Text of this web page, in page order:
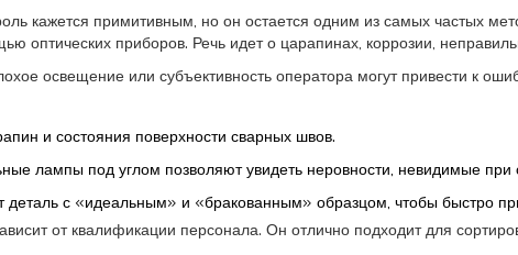
кажется примитивным, но он остается одним из самых частых
оптических приборов. Речь идет о царапинах, коррозии,
освещение или субъективность оператора могут привести к
и состояния поверхности сварных швов.
лампы под углом позволяют увидеть неровности, невидимые при
деталь с «идеальным» и «бракованным» образцом, чтобы быстро
от квалификации персонала. Он отлично подходит для